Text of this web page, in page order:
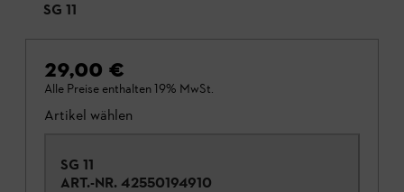
SG 11
29,00 €
Alle Preise enthalten 19% MwSt.
Artikel wählen
SG 11
ART.-NR. 42550194910